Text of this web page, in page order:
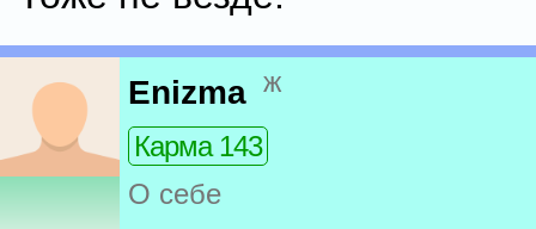
Enizma ж
Карма 143
О себе